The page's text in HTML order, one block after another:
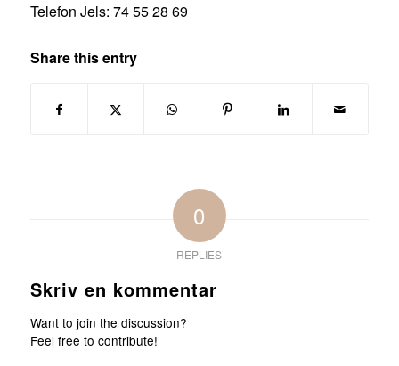
Telefon Jels: 74 55 28 69
Share this entry
0
REPLIES
Skriv en kommentar
Want to join the discussion?
Feel free to contribute!